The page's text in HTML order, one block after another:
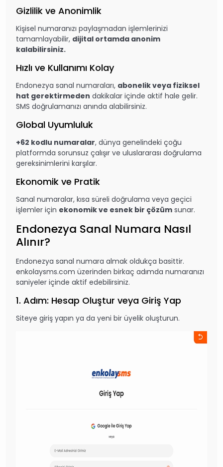
Gizlilik ve Anonimlik
Kişisel numaranızı paylaşmadan işlemlerinizi
tamamlayabilir, dijital ortamda anonim
kalabilirsiniz.
Hızlı ve Kullanımı Kolay
Endonezya sanal numaraları, abonelik veya fiziksel
hat gerektirmeden dakikalar içinde aktif hale gelir.
SMS doğrulamanızı anında alabilirsiniz.
Global Uyumluluk
+62 kodlu numaralar, dünya genelindeki çoğu
platformda sorunsuz çalışır ve uluslararası doğrulama
gereksinimlerini karşılar.
Ekonomik ve Pratik
Sanal numaralar, kısa süreli doğrulama veya geçici
işlemler için ekonomik ve esnek bir çözüm sunar.
Endonezya Sanal Numara Nasıl
Alınır?
Endonezya sanal numara almak oldukça basittir.
enkolaysms.com üzerinden birkaç adımda numaranızı
saniyeler içinde aktif edebilirsiniz.
1. Adım: Hesap Oluştur veya Giriş Yap
Siteye giriş yapın ya da yeni bir üyelik oluşturun.